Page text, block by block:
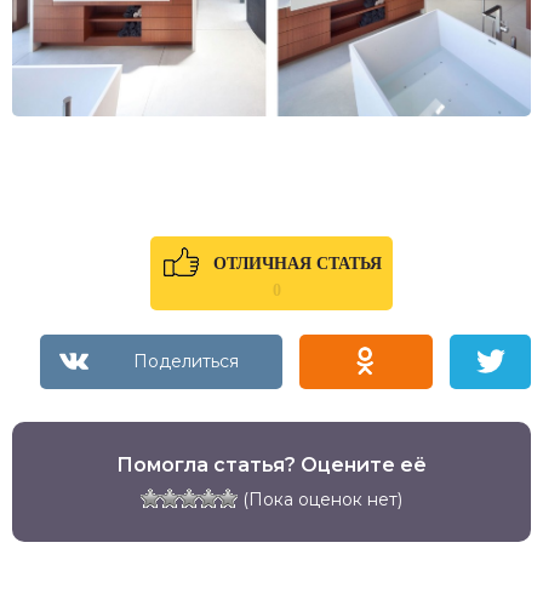
ОТЛИЧНАЯ СТАТЬЯ
0
Помогла статья? Оцените её
(Пока оценок нет)